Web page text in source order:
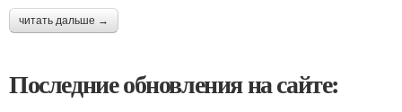
читать дальше →
Последние обновления на сайте: